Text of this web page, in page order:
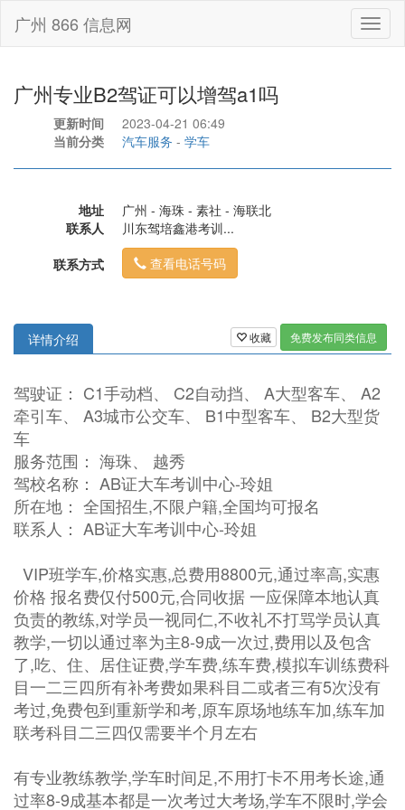
广州 866 信息网
广州专业B2驾证可以增驾a1吗
更新时间
2023-04-21 06:49
当前分类
汽车服务 - 学车
地址
广州 - 海珠 - 素社 - 海联北
联系人
川东驾培鑫港考训...
联系方式
查看电话号码
收藏 免费发布同类信息
详情介绍
驾驶证： C1手动档、 C2自动挡、 A大型客车、 A2
牵引车、 A3城市公交车、 B1中型客车、 B2大型货
车
服务范围： 海珠、 越秀
驾校名称： AB证大车考训中心-玲姐
所在地： 全国招生,不限户籍,全国均可报名
联系人： AB证大车考训中心-玲姐
VIP班学车,价格实惠,总费用8800元,通过率高,实惠
价格 报名费仅付500元,合同收据 一应保障本地认真
负责的教练,对学员一视同仁,不收礼不打骂学员认真
教学,一切以通过率为主8-9成一次过,费用以及包含
了,吃、住、居住证费,学车费,练车费,模拟车训练费科
目一二三四所有补考费如果科目二或者三有5次没有
考过,免费包到重新学和考,原车原场地练车加,练车加
联考科目二三四仅需要半个月左右
有专业教练教学,学车时间足,不用打卡不用考长途,通
过率8-9成基本都是一次考过大考场,学车不限时,学会